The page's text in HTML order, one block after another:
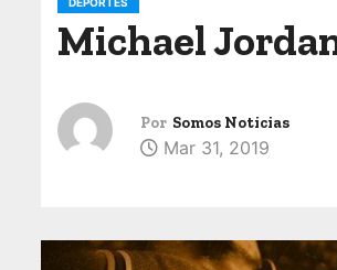
Michael
Por Somos Noticias
Mar 31, 2019